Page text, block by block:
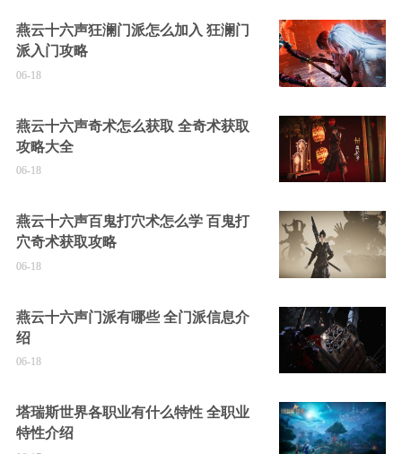
燕云十六声狂澜门派怎么加入 狂澜门
派入门攻略
06-18
燕云十六声奇术怎么获取 全奇术获取
攻略大全
06-18
燕云十六声百鬼打穴术怎么学 百鬼打
穴奇术获取攻略
06-18
燕云十六声门派有哪些 全门派信息介
绍
06-18
塔瑞斯世界各职业有什么特性 全职业
特性介绍